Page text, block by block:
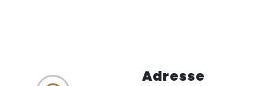
Adresse